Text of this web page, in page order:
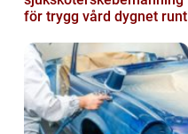
för trygg vård dygnet runt